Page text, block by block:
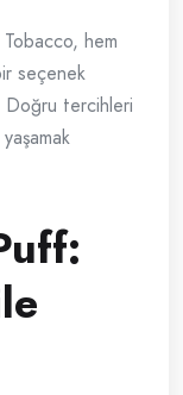
hem
seçenek
Doğru tercihleri